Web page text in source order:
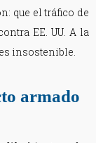
que el tráfico de
EE. UU. A la
insostenible.
armado